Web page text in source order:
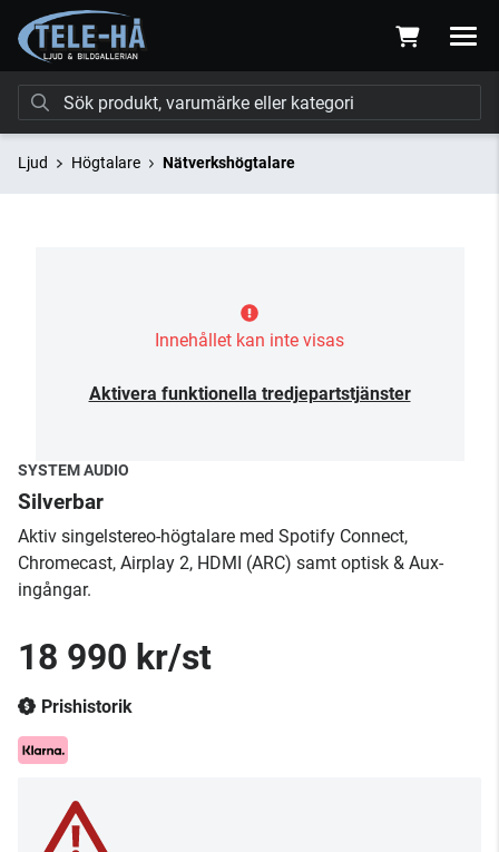
Ljud Högtalare Nätverkshögtalare
Innehållet kan inte visas
Aktivera funktionella tredjepartstjänster
SYSTEM AUDIO
Silverbar
​Aktiv singelstereo-högtalare med Spotify Connect,
Chromecast, Airplay 2, HDMI (ARC) samt optisk & Aux-
ingångar.
18 990 kr/st
Prishistorik